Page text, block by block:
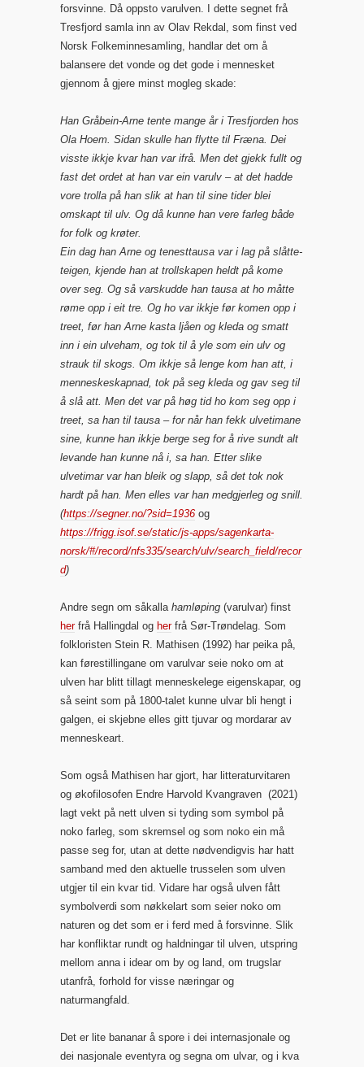
forsvinne. Då oppsto varulven. I dette segnet frå
Tresfjord samla inn av Olav Rekdal, som finst ved
Norsk Folkeminnesamling, handlar det om å
balansere det vonde og det gode i mennesket
gjennom å gjere minst mogleg skade:
Han Gråbein-Arne tente mange år i Tresfjorden hos
Ola Hoem. Sidan skulle han flytte til Fræna. Dei
visste ikkje kvar han var ifrå. Men det gjekk fullt og
fast det ordet at han var ein varulv – at det hadde
vore trolla på han slik at han til sine tider blei
omskapt til ulv. Og då kunne han vere farleg både
for folk og krøter.
Ein dag han Arne og tenesttausa var i lag på slåtte-
teigen, kjende han at trollskapen heldt på kome
over seg. Og så varskudde han tausa at ho måtte
røme opp i eit tre. Og ho var ikkje før komen opp i
treet, før han Arne kasta ljåen og kleda og smatt
inn i ein ulveham, og tok til å yle som ein ulv og
strauk til skogs. Om ikkje så lenge kom han att, i
menneskeskapnad, tok på seg kleda og gav seg til
å slå att. Men det var på høg tid ho kom seg opp i
treet, sa han til tausa – for når han fekk ulvetimane
sine, kunne han ikkje berge seg for å rive sundt alt
levande han kunne nå i, sa han. Etter slike
ulvetimar var han bleik og slapp, så det tok nok
hardt på han. Men elles var han medgjerleg og snill.
(https://segner.no/?sid=1936 og
https://frigg.isof.se/static/js-apps/sagenkarta-
norsk/#/record/nfs335/search/ulv/search_field/recor
d)
Andre segn om såkalla hamløping (varulvar) finst
herfrå Hallingdal og herfrå Sør-Trøndelag. Som
folkloristen Stein R. Mathisen (1992) har peika på,
kan førestillingane om varulvar seie noko om at
ulven har blitt tillagt menneskelege eigenskapar, og
så seint som på 1800-talet kunne ulvar bli hengt i
galgen, ei skjebne elles gitt tjuvar og mordarar av
menneskeart.
Som også Mathisen har gjort, har litteraturvitaren
og økofilosofen Endre Harvold Kvangraven (2021)
lagt vekt på nett ulven si tyding som symbol på
noko farleg, som skremsel og som noko ein må
passe seg for, utan at dette nødvendigvis har hatt
samband med den aktuelle trusselen som ulven
utgjer til ein kvar tid. Vidare har også ulven fått
symbolverdi som nøkkelart som seier noko om
naturen og det som er i ferd med å forsvinne. Slik
har konfliktar rundt og haldningar til ulven, utspring
mellom anna i idear om by og land, om trugslar
utanfrå, forhold for visse næringar og
naturmangfald.
Det er lite bananar å spore i dei internasjonale og
dei nasjonale eventyra og segna om ulvar, og i kva